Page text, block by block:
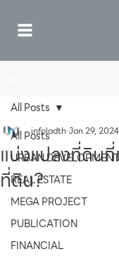
All Posts
URBAN DEVELOPMENT
REAL ESTATE
MEGA PROJECT
PUBLICATION
FINANCIAL
All Posts
แบ่งแปลงที่ดินกี่
ที่ดิน?
infoladth Jan 29, 2024